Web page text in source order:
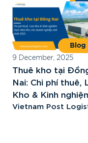
Blog
9 December, 2025
Thuê kho tại
Nai: Chi phí thuê,
Kho & Kinh
chọn Nhà Kho
Vietnam Post